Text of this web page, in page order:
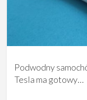
Podwodny
Tesla ma gotowy…